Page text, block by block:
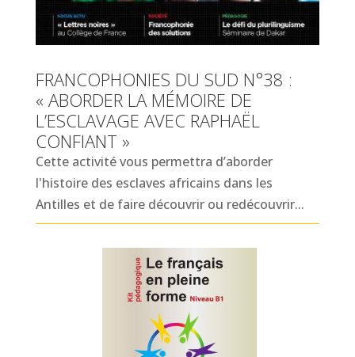
FRANCOPHONIES DU SUD N°38 :
« ABORDER LA MÉMOIRE DE
L’ESCLAVAGE AVEC RAPHAËL
CONFIANT »
Cette activité vous permettra d’aborder
l'histoire des esclaves africains dans les
Antilles et de faire découvrir ou redécouvrir...